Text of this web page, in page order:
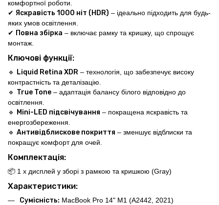
комфортної роботи.
✔ Яскравість 1000 ніт (HDR) – ідеально підходить для будь-
яких умов освітлення.
✔ Повна збірка – включає рамку та кришку, що спрощує
монтаж.
Ключові функції:
🔹 Liquid Retina XDR – технологія, що забезпечує високу
контрастність та деталізацію.
🔹 True Tone – адаптація балансу білого відповідно до
освітлення.
🔹 Mini-LED підсвічування – покращена яскравість та
енергозбереження.
🔹 Антивідблискове покриття – зменшує відблиски та
покращує комфорт для очей.
Комплектація:
📦 1 x дисплей у зборі з рамкою та кришкою (Gray)
Характеристики:
Сумісність: MacBook Pro 14" M1 (A2442, 2021)